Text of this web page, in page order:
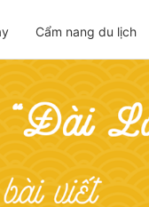
Cẩm nang du lịch